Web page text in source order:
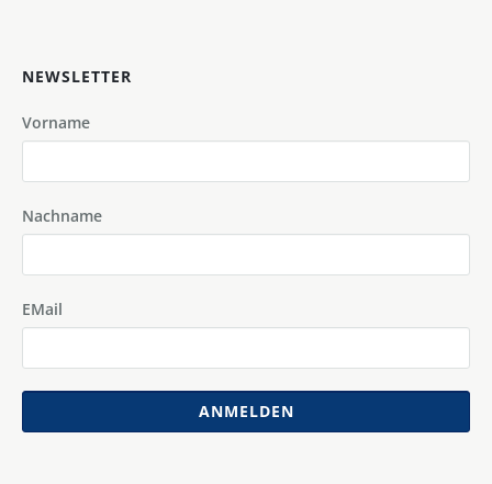
NEWSLETTER
Vorname
Nachname
EMail
ANMELDEN